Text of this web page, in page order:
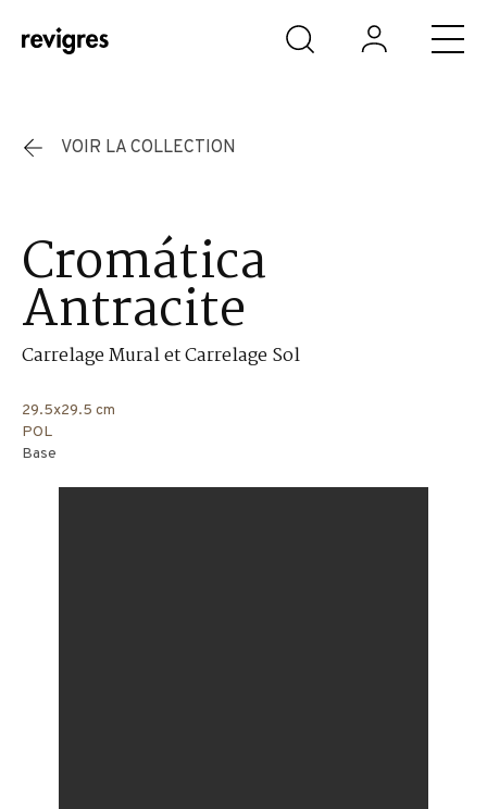
Aller au contenu principal
VOIR LA COLLECTION
Cromática
Antracite
Carrelage Mural et Carrelage Sol
29.5x29.5 cm
POL
Base